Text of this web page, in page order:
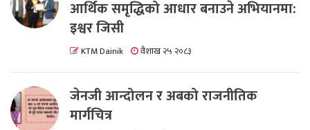
आर्थिक समृद्धिको आधार बनाउने अभियानमा:
इश्वर जिसी
KTM Dainik वैशाख २५ २०८३
जेनजी आन्दोलन र अबको राजनीतिक
मार्गचित्र